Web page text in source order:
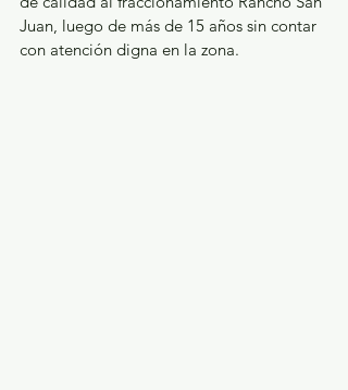
Juan, luego de más de 15 años sin contar
con atención digna en la zona.